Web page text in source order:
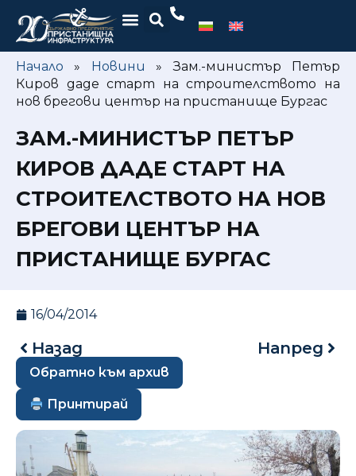
Начало » Новини »Зам.-министър Петър
Киров даде старт на строителството на
нов брегови център на пристанище Бургас
ЗАМ.-МИНИСТЪР ПЕТЪР
КИРОВ ДАДЕ СТАРТ НА
СТРОИТЕЛСТВОТО НА НОВ
БРЕГОВИ ЦЕНТЪР НА
ПРИСТАНИЩЕ БУРГАС
16/04/2014
Назад Напред
Обратно към архив
Принтирай